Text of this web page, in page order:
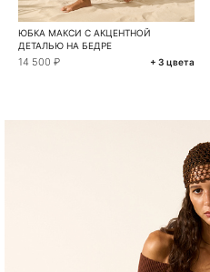
ЮБКА МАКСИ С АКЦЕНТНОЙ
ДЕТАЛЬЮ НА БЕДРЕ
14 500 ₽ + 3 цвета